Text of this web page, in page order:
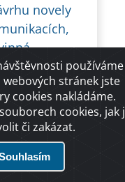
novely
podle
používáme
stránek jste
cookies nakládáme.
cookies, jak
či zakázat.